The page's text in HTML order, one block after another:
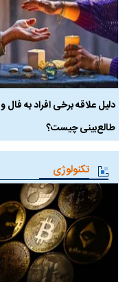
دلیل علاقه برخی افراد به فال و
طالع‌بینی چیست؟
تکنولوژی